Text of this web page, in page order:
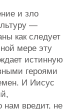
и зло
—
как следует
мере эту
истинную
героями
И Иисус
нам вредит, не